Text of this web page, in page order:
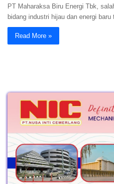
PT Maharaksa Biru Energi Tbk,
bidang industri hijau dan energi
Read More »